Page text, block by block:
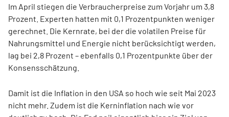
Im April stiegen die Verbraucherpreise zum Vorjahr um 3,8
Prozent. Experten hatten mit 0,1 Prozentpunkten weniger
gerechnet. Die Kernrate, bei der die volatilen Preise für
Nahrungsmittel und Energie nicht berücksichtigt werden,
lag bei 2,8 Prozent – ebenfalls 0,1 Prozentpunkte über der
Konsensschätzung.
Damit ist die Inflation in den USA so hoch wie seit Mai 2023
nicht mehr. Zudem ist die Kerninflation nach wie vor